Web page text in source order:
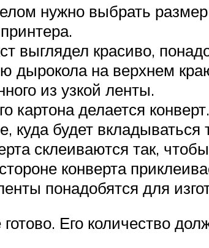
нужно выбрать размер
выглядел красиво,
дырокола на верхнем
из узкой ленты.
картона делается
куда будет вкладываться
склеиваются так,
конверта
понадобятся для
Его количество